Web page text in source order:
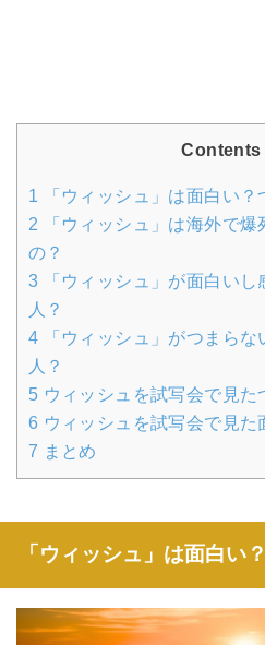
Contents
1 「ウィッシュ」は面白い？
2 「ウィッシュ」は海外で
の？
3 「ウィッシュ」が面白い
人？
4 「ウィッシュ」がつまら
人？
5 ウィッシュを試写会で見
6 ウィッシュを試写会で見た
7 まとめ
「ウィッシュ」は面白い